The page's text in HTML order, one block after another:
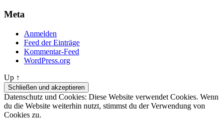
Meta
Anmelden
Feed der Einträge
Kommentar-Feed
WordPress.org
Up ↑
Datenschutz und Cookies: Diese Website verwendet Cookies. Wenn
du die Website weiterhin nutzt, stimmst du der Verwendung von
Cookies zu.